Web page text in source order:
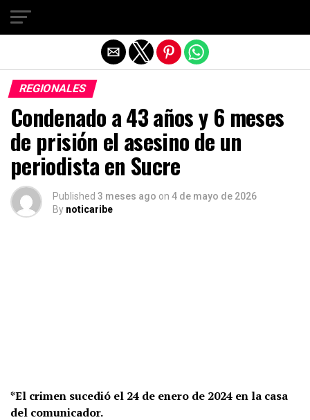
REGIONALES
Condenado a 43 años y 6 meses
de prisión el asesino de un
periodista en Sucre
Published 3 meses ago on 4 de mayo de 2026
By noticaribe
*El crimen sucedió el 24 de enero de 2024 en la casa
del comunicador.